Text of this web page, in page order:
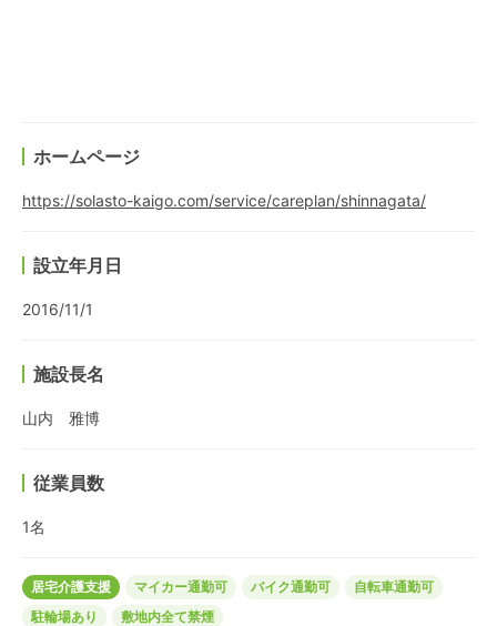
ホームページ
https://solasto-kaigo.com/service/careplan/shinnagata/
設立年月日
2016/11/1
施設長名
山内 雅博
従業員数
1名
居宅介護支援 マイカー通勤可 バイク通勤可
自転車通勤可
駐輪場あり
敷地内全て禁煙